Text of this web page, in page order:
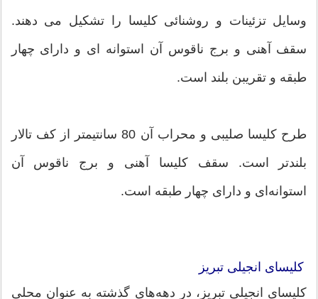
وسایل تزئینات و روشنائی کلیسا را تشکیل می دهند.
سقف آهنی و برج ناقوس آن استوانه ای و دارای چهار
طبقه و تقریبن بلند است.
طرح کلیسا صلیبی و محراب آن 80 سانتیمتر از کف تالار
بلندتر است. سقف کلیسا آهنی و برج ناقوس آن
استوانه‌ای و دارای چهار طبقه است.
کلیسای انجیلی تبریز
کلیسای انجیلی تبریز، در دهه‌های گذشته به عنوان محلی